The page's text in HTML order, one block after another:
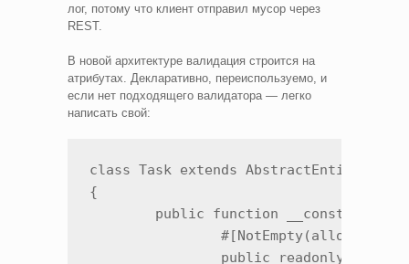
лог, потому что клиент отправил мусор через
REST.
В новой архитектуре валидация строится на
атрибутах. Декларативно, переиспользуемо, и
если нет подходящего валидатора — легко
написать свой:
class Task extends AbstractEntity
{